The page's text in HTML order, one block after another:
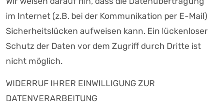
im Internet (z.B. bei der Kommunikation per E-Mail)
Sicherheitslücken aufweisen kann. Ein lückenloser
Schutz der Daten vor dem Zugriff durch Dritte ist
nicht möglich.
WIDERRUF IHRER EINWILLIGUNG ZUR
DATENVERARBEITUNG